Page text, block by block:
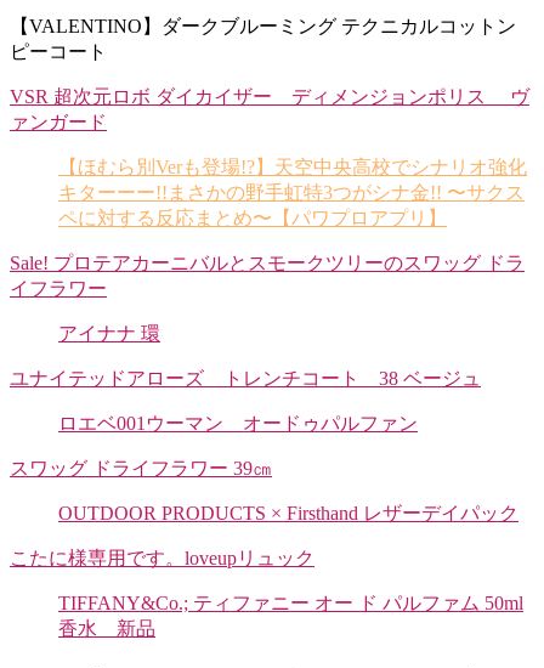
【VALENTINO】ダークブルーミング テクニカルコットン
ピーコート
VSR 超次元ロボ ダイカイザー ディメンジョンポリス ヴ
ァンガード
【ほむら別Verも登場!?】天空中央高校でシナリオ強化
キターーー!!まさかの野手虹特3つがシナ金!! 〜サクス
ペに対する反応まとめ〜【パワプロアプリ】
Sale! プロテアカーニバルとスモークツリーのスワッグ ドラ
イフラワー
アイナナ 環
ユナイテッドアローズ トレンチコート 38 ベージュ
ロエベ001ウーマン オードゥパルファン
スワッグ ドライフラワー 39㎝
OUTDOOR PRODUCTS × Firsthand レザーデイパック
こたに様専用です。loveupリュック
TIFFANY&Co.; ティファニー オー ド パルファム 50ml
香水 新品